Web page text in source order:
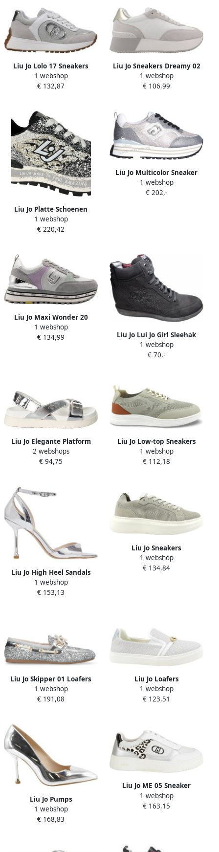
Liu Jo Lolo 17 Sneakers
Dames Leren Sneaker Grijs
1 webshop
€ 132,87
Liu Jo Sneakers Dreamy 02
1 webshop
€ 106,99
Liu Jo Platte Schoenen
Glitter Animalier Zwart
Black Dames
1 webshop
€ 220,42
Liu Jo Multicolor Sneaker
Multicolor Dames
1 webshop
€ 202,-
Liu Jo Maxi Wonder 20
Dames Sneaker Grijs
1 webshop
€ 134,99
Liu Jo Lui Jo Girl Sleehak
veterssneakers UB20847
antracite
1 webshop
€ 70,-
Liu Jo Elegante Platform
Sandalen met Metallic
Details
2 webshops
€ 94,75
Liu Jo Low-top Sneakers
1 webshop
€ 112,18
Liu Jo High Heel Sandals
1 webshop
€ 153,13
Liu Jo Sneakers
1 webshop
€ 134,84
Liu Jo Skipper 01 Loafers
1 webshop
€ 191,08
Liu Jo Loafers
1 webshop
€ 123,51
Liu Jo Pumps
1 webshop
€ 168,83
Liu Jo ME 05 Sneaker
1 webshop
€ 163,15